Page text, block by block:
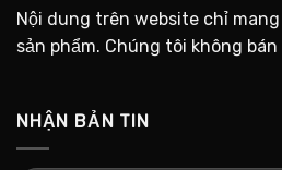
Nội dung trên website chỉ
sản phẩm. Chúng tôi không
NHẬN BẢN TIN